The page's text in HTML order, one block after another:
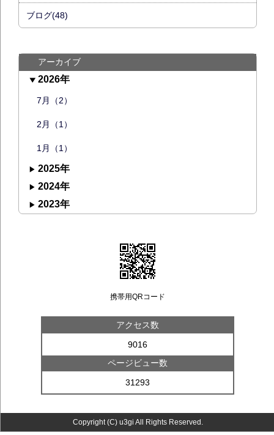
ブログ(48)
アーカイブ
2026年
7月（2）
2月（1）
1月（1）
2025年
2024年
2023年
携帯用QRコード
アクセス数
9016
ページビュー数
31293
Copyright (C) u3gi All Rights Reserved.